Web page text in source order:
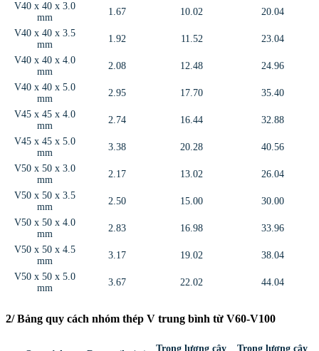
V40 x 40 x 3.0
mm
1.67 10.02
20.04
V40 x 40 x 3.5
mm
1.92 11.52
23.04
V40 x 40 x 4.0
mm
2.08 12.48
24.96
V40 x 40 x 5.0
mm
2.95 17.70
35.40
V45 x 45 x 4.0
mm
2.74 16.44
32.88
V45 x 45 x 5.0
mm
3.38 20.28
40.56
V50 x 50 x 3.0
mm
2.17 13.02
26.04
V50 x 50 x 3.5
mm
2.50 15.00
30.00
V50 x 50 x 4.0
mm
2.83 16.98
33.96
V50 x 50 x 4.5
mm
3.17 19.02
38.04
V50 x 50 x 5.0
mm
3.67 22.02 44.04
2/ Bảng quy cách nhóm thép V trung bình từ V60-V100
Trọng lượng cây Trọng lượng cây